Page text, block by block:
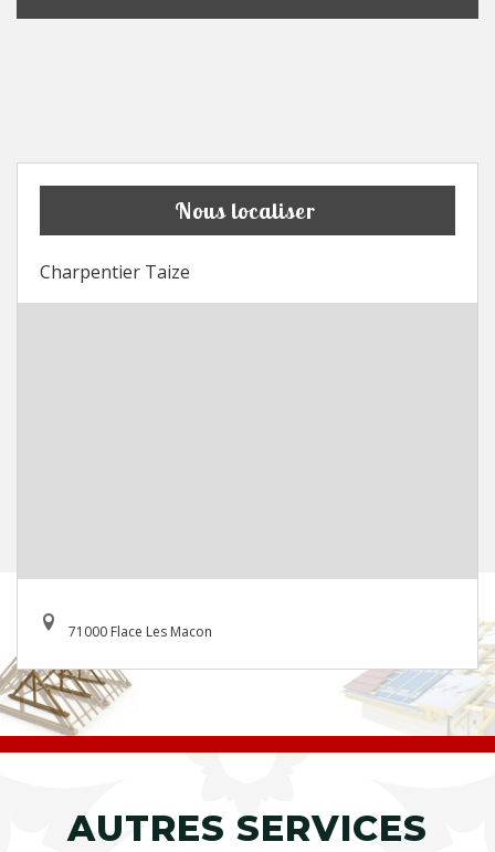
Nous localiser
Charpentier Taize
71000 Flace Les Macon
AUTRES SERVICES